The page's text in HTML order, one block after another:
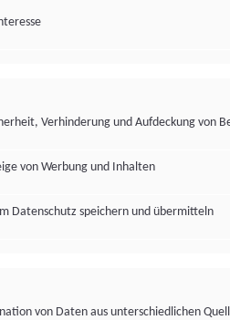
Wir nutzen aus wirtschaftlichen
Webseite Dritten als digitalen
Über Verarbeitungen, die in
können Sie sich in unserer
Zur Bereitstellung unserer
von
von Werbeleistung und
Endgeräte- oder ähnliche Online-
Kennungen, zufällig generierte
können zusammen mit
und
Bildschirmgröße, unterstützte
gespeichert oder von dort
Mal wiederzuerkennen, wenn es
Dies geschieht für einen oder
Verhinderung und Aufdeckung von
von Werbung und Inhalten
Datenschutz speichern und übermitteln
von Daten aus unterschiedlichen